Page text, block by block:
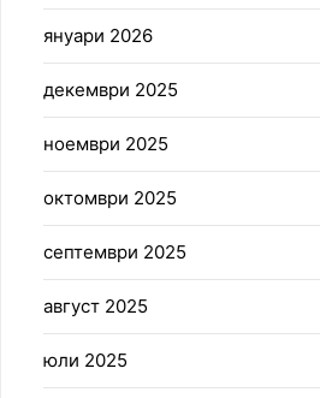
януари 2026
декември 2025
ноември 2025
октомври 2025
септември 2025
август 2025
юли 2025